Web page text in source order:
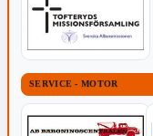
SERVICE - MOTOR